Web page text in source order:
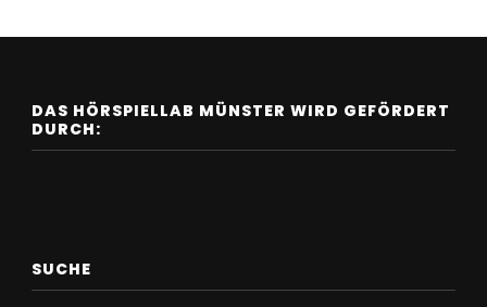
DAS HÖRSPIELLAB MÜNSTER WIRD GEFÖRDERT
DURCH:
SUCHE